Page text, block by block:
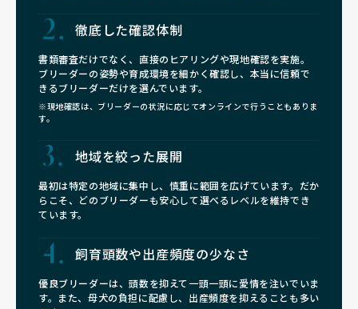
徹底した確認体制
書類審査だけでなく、直接のヒアリングや現地確認を実施。
ブリーダーの姿勢や育成環境を細かく確認し、本当に信頼で
きるブリーダーだけを選んでいます。
※現地確認は、ブリーダーの状況に応じてオンラインで行うこともありま
す。
地域を絞った展開
最初は特定の地域に集中し、慎重に範囲を広げています。だか
らこそ、どのブリーダーも安心して選べるレベルを維持でき
ています。
飼育頭数や出産頻度の少なさ
優良ブリーダーは、頭数を抑えて一頭一頭に愛情を注いでいま
す。また、母犬の負担に配慮し、出産頻度を抑えることも多い